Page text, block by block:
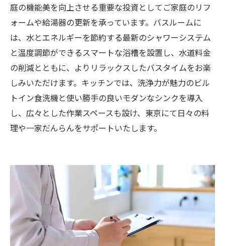
庭の機能美を向上させる重要な投資としてご家庭のリフ
ォームや給湯器の更新を承っています。バスルームに
は、水とエネルギーを節約する最新のシャワーシステム
と温度調節ができるスマートな浴槽を設置し、水道料金
の削減とともに、よりリラックスしたバスタイムをお楽
しみいただけます。キッチンでは、洗浄力が魅力のビル
トイン食洗機と使い勝手の良いモダンなシンクを導入
し、広々とした作業スペースも設け、東京にて日々の料
理や一家だんらんをサポートいたします。